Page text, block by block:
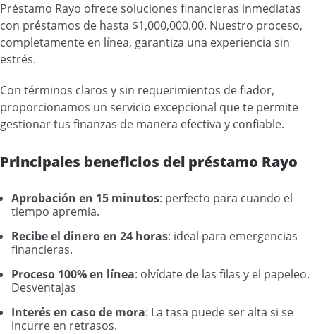
Préstamo Rayo ofrece soluciones financieras inmediatas
con préstamos de hasta $1,000,000.00. Nuestro proceso,
completamente en línea, garantiza una experiencia sin
estrés.
Con términos claros y sin requerimientos de fiador,
proporcionamos un servicio excepcional que te permite
gestionar tus finanzas de manera efectiva y confiable.
Principales beneficios del préstamo Rayo
Aprobación en 15 minutos: perfecto para cuando el
tiempo apremia.
Recibe el dinero en 24 horas: ideal para emergencias
financieras.
Proceso 100% en línea: olvídate de las filas y el papeleo.
Desventajas
Interés en caso de mora: La tasa puede ser alta si se
incurre en retrasos.